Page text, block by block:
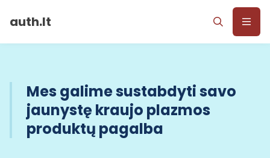
auth.lt
Mes galime sustabdyti savo
jaunystę kraujo plazmos
produktų pagalba